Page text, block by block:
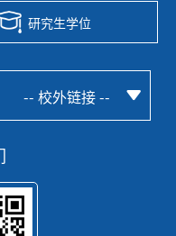
研究生学位
-- 校外链接 --